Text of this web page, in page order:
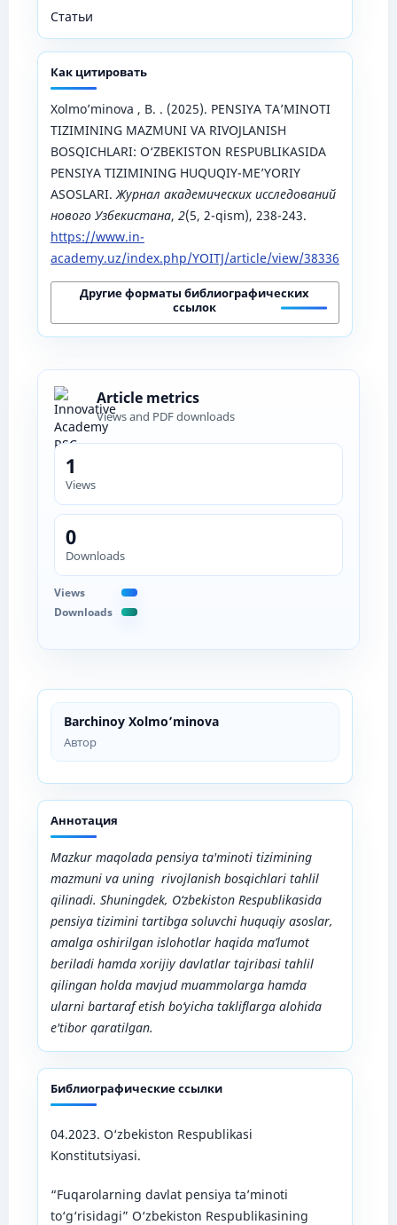
Barchinoy Xolmo’minova
Автор
Аннотация
Mazkur maqolada pensiya ta'minoti tizimining
mazmuni va uning rivojlanish bosqichlari tahlil
qilinadi. Shuningdek, O‘zbekiston Respublikasida
pensiya tizimini tartibga soluvchi huquqiy asoslar,
amalga oshirilgan islohotlar haqida ma’lumot
beriladi hamda xorijiy davlatlar tajribasi tahlil
qilingan holda mavjud muammolarga hamda
ularni bartaraf etish bo‘yicha takliflarga alohida
e'tibor qaratilgan.
Библиографические ссылки
04.2023. O‘zbekiston Respublikasi
Konstitutsiyasi.
“Fuqarolarning davlat pensiya ta’minoti
to‘g‘risidagi” O‘zbekiston Respublikasining
Статьи
Как цитировать
Xolmo’minova , B. . (2025). PENSIYA TA’MINOTI
TIZIMINING MAZMUNI VA RIVOJLANISH
BOSQICHLARI: O‘ZBEKISTON RESPUBLIKASIDA
PENSIYA TIZIMINING HUQUQIY-ME’YORIY
ASOSLARI.Журнал академических исследований
нового Узбекистана, 2(5, 2-qism), 238-243.
https://www.in-
academy.uz/index.php/YOITJ/article/view/38336
Другие форматы библиографических
ссылок
Article metrics
Views and PDF downloads
1
Views
0
Downloads
Views
Downloads